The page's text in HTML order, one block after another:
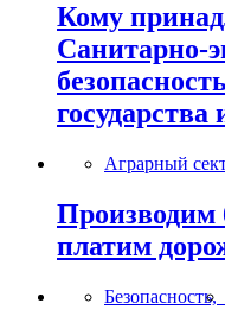
Кому
Санитарно-
Аграрный
Производим
платим
Безопасность,